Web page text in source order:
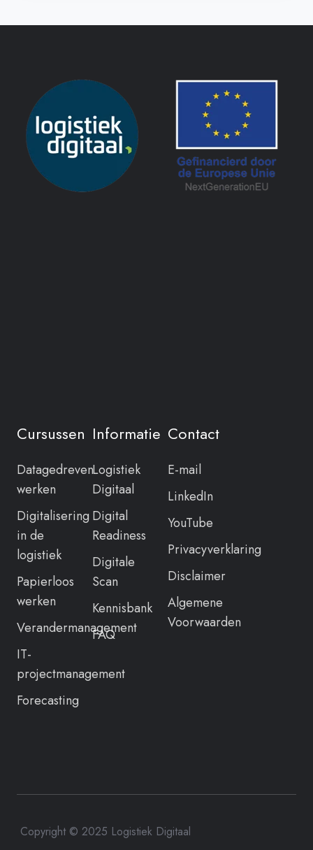
Cursussen
Datagedreven
werken
Digitalisering
in de
logistiek
Papierloos
werken
Verandermanagement
IT-
projectmanagement
Forecasting
Informatie
Logistiek
Digitaal
Digital
Readiness
Digitale
Scan
Kennisbank
FAQ
Contact
E-mail
LinkedIn
YouTube
Privacyverklaring
Disclaimer
Algemene
Voorwaarden
Copyright © 2025 Logistiek Digitaal